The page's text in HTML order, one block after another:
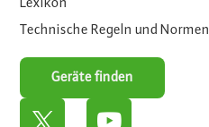
Lexikon
Technische Regeln und Normen
Geräte finden